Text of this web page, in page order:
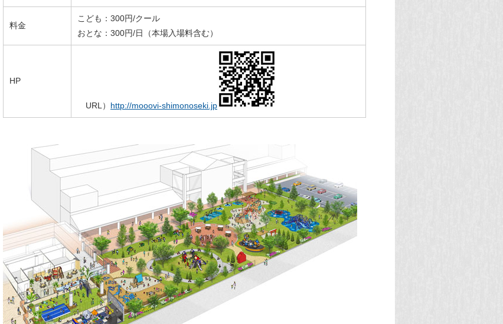
料金
こども：300円/クール
おとな：300円/日（本場入場料含む）
HP
URL） http://mooovi-shimonoseki.jp